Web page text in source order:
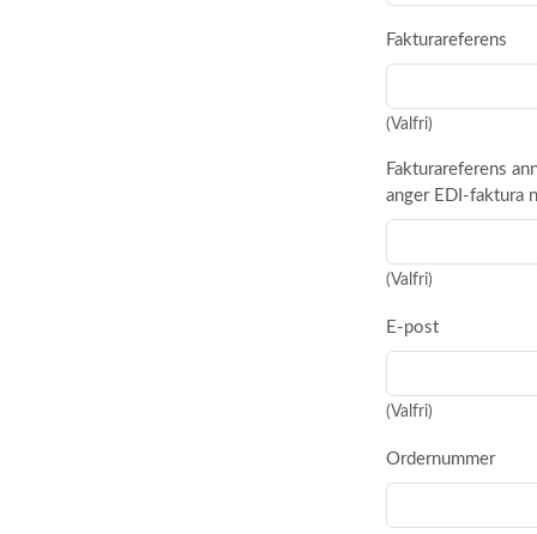
Fakturareferens
(Valfri)
Fakturareferens
anger EDI-faktura
(Valfri)
E-post
(Valfri)
Ordernummer